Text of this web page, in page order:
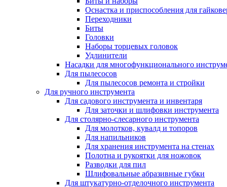
Оснастка и приспособления для
Переходники
Биты
Головки
Наборы торцевых головок
Удлинители
Насадки для многофункционального
Для пылесосов
Для пылесосов ремонта и стройки
Для ручного инструмента
Для садового инструмента и инвентаря
Для заточки и шлифовки инструмента
Для столярно-слесарного инструмента
Для молотков, кувалд и топоров
Для напильников
Для хранения инструмента на стенах
Полотна и рукоятки для ножовок
Разводки для пил
Шлифовальные абразивные губки
Для штукатурно-отделочного инструмента